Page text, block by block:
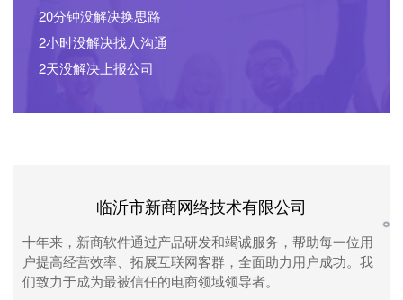
20分钟没解决换思路
2小时没解决找人沟通
2天没解决上报公司
临沂市新商网络技术有限公司
十年来，新商软件通过产品研发和竭诚服务，帮助每一位用
户提高经营效率、拓展互联网客群，全面助力用户成功。我
们致力于成为最被信任的电商领域领导者。